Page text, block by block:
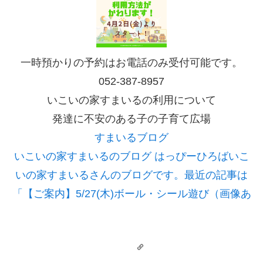
一時預かりの予約はお電話のみ受付可能です。
052-387-8957
いこいの家すまいるの利用について
発達に不安のある子の子育て広場
すまいるブログ
いこいの家すまいるのブログ はっぴーひろばいこ
いの家すまいるさんのブログです。最近の記事は
「【ご案内】5/27(木)ボール・シール遊び（画像あ